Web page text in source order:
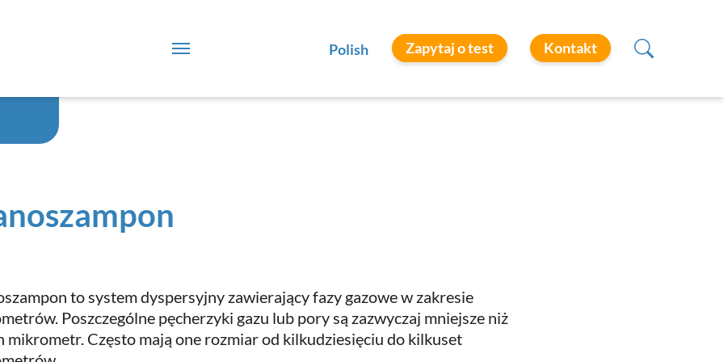
Polish Zapytaj o test Kontakt
to system dyspersyjny zawierający fazy gazowe w zakresie
Poszczególne pęcherzyki gazu lub pory są zazwyczaj mniejsze niż
mikrometr. Często mają one rozmiar od kilkudziesięciu do kilkuset